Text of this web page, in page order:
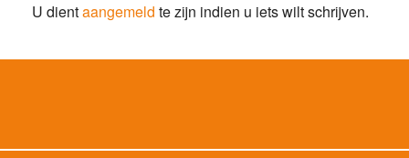
U dientaangemeld te zijn indien u iets wilt schrijven.